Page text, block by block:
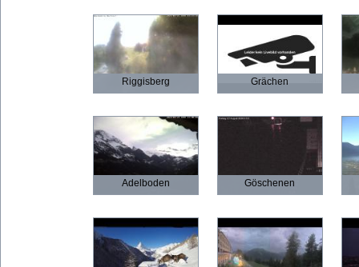
Riggisberg Grächen
Adelboden Göschenen